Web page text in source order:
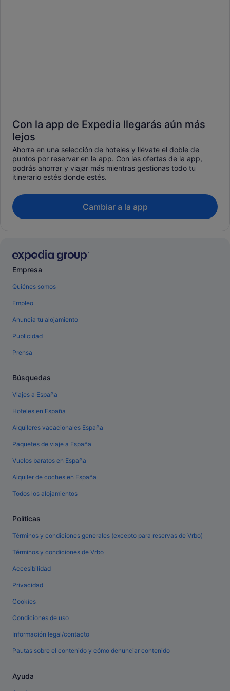
Con la app de Expedia llegarás aún más
lejos
Ahorra en una selección de hoteles y llévate el doble de
puntos por reservar en la app. Con las ofertas de la app,
podrás ahorrar y viajar más mientras gestionas todo tu
itinerario estés donde estés.
Cambiar a la app
Empresa
Quiénes somos
Empleo
Anuncia tu alojamiento
Publicidad
Prensa
Búsquedas
Viajes a España
Hoteles en España
Alquileres vacacionales España
Paquetes de viaje a España
Vuelos baratos en España
Alquiler de coches en España
Todos los alojamientos
Políticas
Términos y condiciones generales (excepto para reservas de Vrbo)
Términos y condiciones de Vrbo
Accesibilidad
Privacidad
Cookies
Condiciones de uso
Información legal/contacto
Pautas sobre el contenido y cómo denunciar contenido
Ayuda